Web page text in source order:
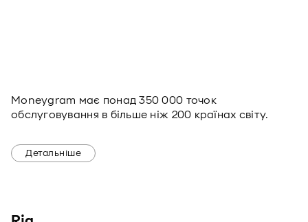
Moneygram має понад 350 000 точок
обслуговування в більше ніж 200 країнах світу.
Детальніше